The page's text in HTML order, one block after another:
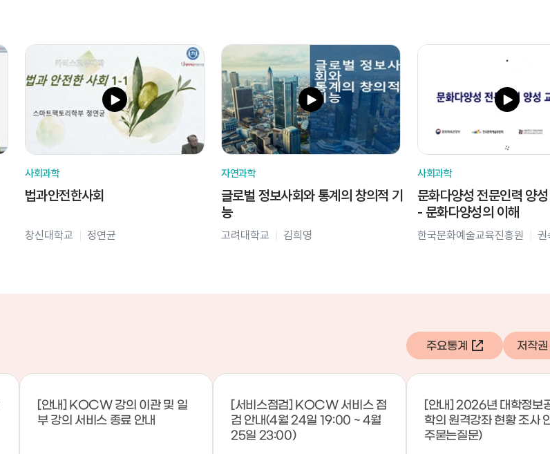
사회과학
법과안전한사회
창신대학교 정연균
자연과학
글로벌 정보사회와 통계의 창의적 기
능
고려대학교 김희영
사회과학
문화다양성 전문인력 양
- 문화다양성의 이해
한국문화예술교육진흥원 권
[안내] KOCW 강의 이관 및 일
부 강의 서비스 종료 안내
[서비스점검] KOCW 서비스 점
검 안내(4월 24일 19:00 ~ 4월
25일 23:00)
[안내] 2026년 대학정보
학의 원격강좌 현황 조사
주묻는질문)
주요통계 저작